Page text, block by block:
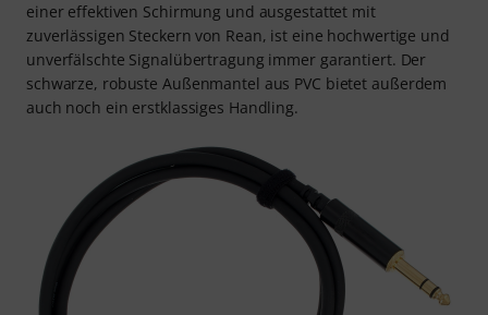
einer effektiven Schirmung und ausgestattet mit
zuverlässigen Steckern von Rean, ist eine hochwertige und
unverfälschte Signalübertragung immer garantiert. Der
schwarze, robuste Außenmantel aus PVC bietet außerdem
auch noch ein erstklassiges Handling.